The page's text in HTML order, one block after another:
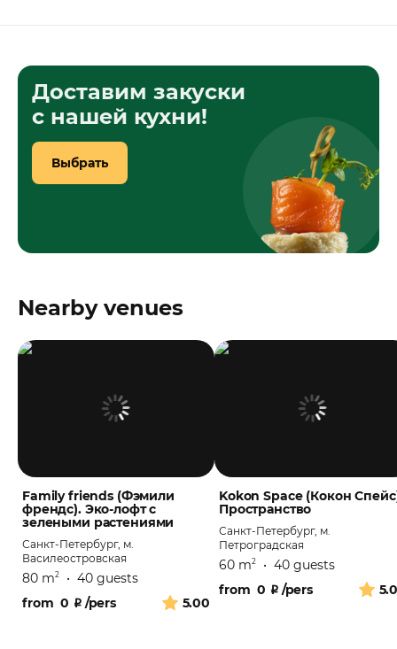
Доставим закуски
с нашей кухни!
Выбрать
Nearby venues
Family friends (Фэмили
френдс). Эко-лофт с
зелеными растениями
Санкт-Петербург, м.
Василеостровская
80 m2 • 40 guests
5.00
from0 ₽/pers
Kokon Space (Кокон
Пространство
Санкт-Петербург, м.
Петроградская
60 m2 • 40 guests
from0 ₽/pers